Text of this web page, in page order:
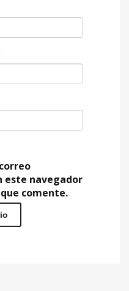
este navegador
comente.